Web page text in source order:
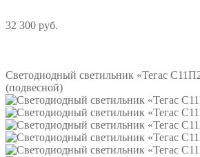
32 300 руб.
Светодиодный светильник «Тегас
(подвесной)